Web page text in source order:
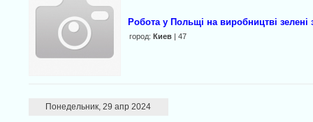
Робота у Польщі на виробництві
город: Киев| 47
Понедельник, 29 апр 2024